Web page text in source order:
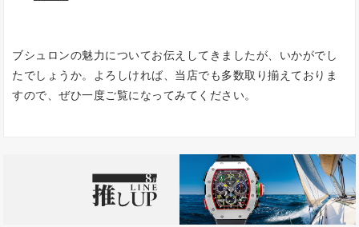
ブシュロンの魅力についてお伝えしてきましたが、いかがでし
たでしょうか。よろしければ、当店でも多数取り揃えておりま
すので、ぜひ一度ご覧になってみてください。